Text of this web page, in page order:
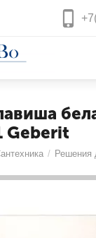
Geberit
/ Решения